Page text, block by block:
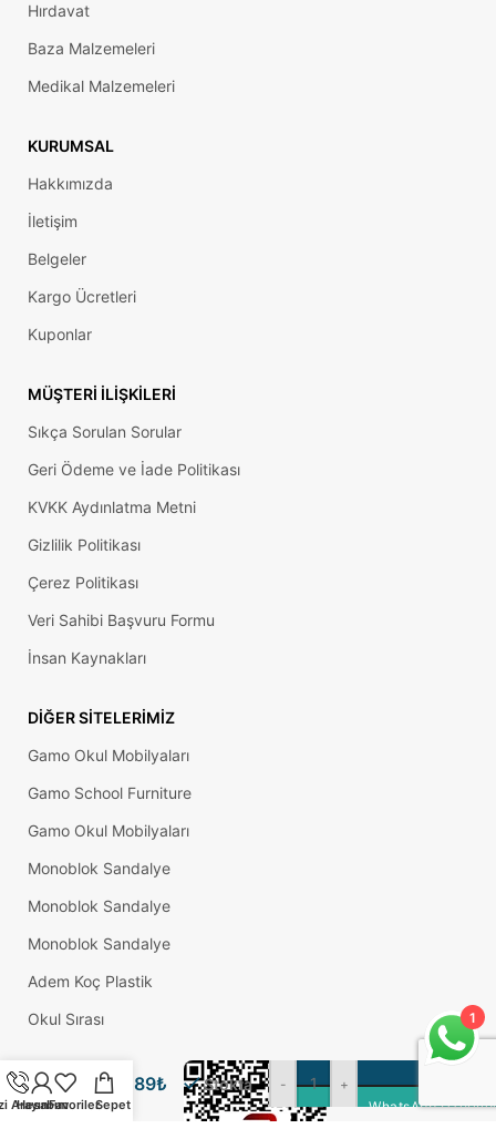
Hırdavat
Baza Malzemeleri
Medikal Malzemeleri
KURUMSAL
Hakkımızda
İletişim
Belgeler
Kargo Ücretleri
Kuponlar
MÜŞTERI İLIŞKILERI
Sıkça Sorulan Sorular
Geri Ödeme ve İade Politikası
KVKK Aydınlatma Metni
Gizlilik Politikası
Çerez Politikası
Veri Sahibi Başvuru Formu
İnsan Kaynakları
DIĞER SITELERIMIZ
Gamo Okul Mobilyaları
Gamo School Furniture
Gamo Okul Mobilyaları
Monoblok Sandalye
Monoblok Sandalye
Monoblok Sandalye
Adem Koç Plastik
Okul Sırası
Arayın
HesabımFavorilerSepet
25
Profil
Tapası
1,89₺ Stokta - +
WhatsApp
1